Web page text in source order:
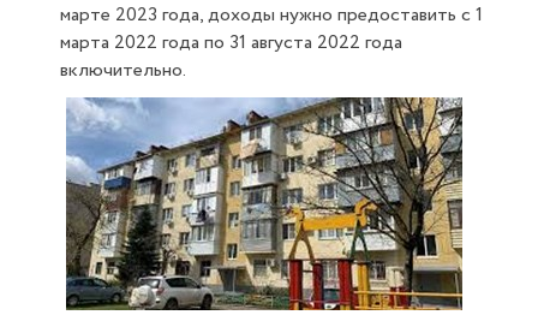
марте 2023 года, доходы нужно предоставить с 1
марта 2022 года по 31 августа 2022 года
включительно.